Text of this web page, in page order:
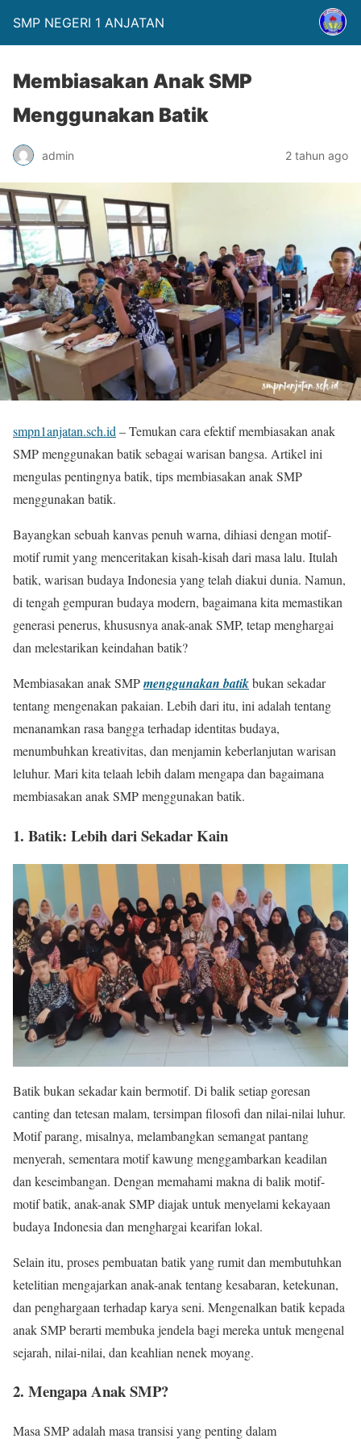
SMP NEGERI 1 ANJATAN
Membiasakan Anak SMP
Menggunakan Batik
admin 2 tahun ago
smpn1anjatan.sch.id– Temukan cara efektif membiasakan anak
SMP menggunakan batik sebagai warisan bangsa. Artikel ini
mengulas pentingnya batik, tips membiasakan anak SMP
menggunakan batik.
Bayangkan sebuah kanvas penuh warna, dihiasi dengan motif-
motif rumit yang menceritakan kisah-kisah dari masa lalu. Itulah
batik, warisan budaya Indonesia yang telah diakui dunia. Namun,
di tengah gempuran budaya modern, bagaimana kita memastikan
generasi penerus, khususnya anak-anak SMP, tetap menghargai
dan melestarikan keindahan batik?
Membiasakan anak SMPmenggunakan batikbukan sekadar
tentang mengenakan pakaian. Lebih dari itu, ini adalah tentang
menanamkan rasa bangga terhadap identitas budaya,
menumbuhkan kreativitas, dan menjamin keberlanjutan warisan
leluhur. Mari kita telaah lebih dalam mengapa dan bagaimana
membiasakan anak SMP menggunakan batik.
1. Batik: Lebih dari Sekadar Kain
Batik bukan sekadar kain bermotif. Di balik setiap goresan
canting dan tetesan malam, tersimpan filosofi dan nilai-nilai luhur.
Motif parang, misalnya, melambangkan semangat pantang
menyerah, sementara motif kawung menggambarkan keadilan
dan keseimbangan. Dengan memahami makna di balik motif-
motif batik, anak-anak SMP diajak untuk menyelami kekayaan
budaya Indonesia dan menghargai kearifan lokal.
Selain itu, proses pembuatan batik yang rumit dan membutuhkan
ketelitian mengajarkan anak-anak tentang kesabaran, ketekunan,
dan penghargaan terhadap karya seni. Mengenalkan batik kepada
anak SMP berarti membuka jendela bagi mereka untuk mengenal
sejarah, nilai-nilai, dan keahlian nenek moyang.
2. Mengapa Anak SMP?
Masa SMP adalah masa transisi yang penting dalam